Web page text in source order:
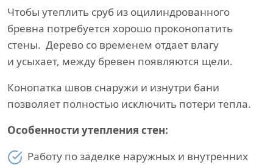
Чтобы утеплить сруб из оцилиндрованного
бревна потребуется хорошо проконопатить
стены. Дерево со временем отдает влагу
и усыхает, между бревен появляются щели.
Конопатка швов снаружи и изнутри бани
позволяет полностью исключить потери тепла.
Особенности утепления стен:
Работу по заделке наружных и внутренних